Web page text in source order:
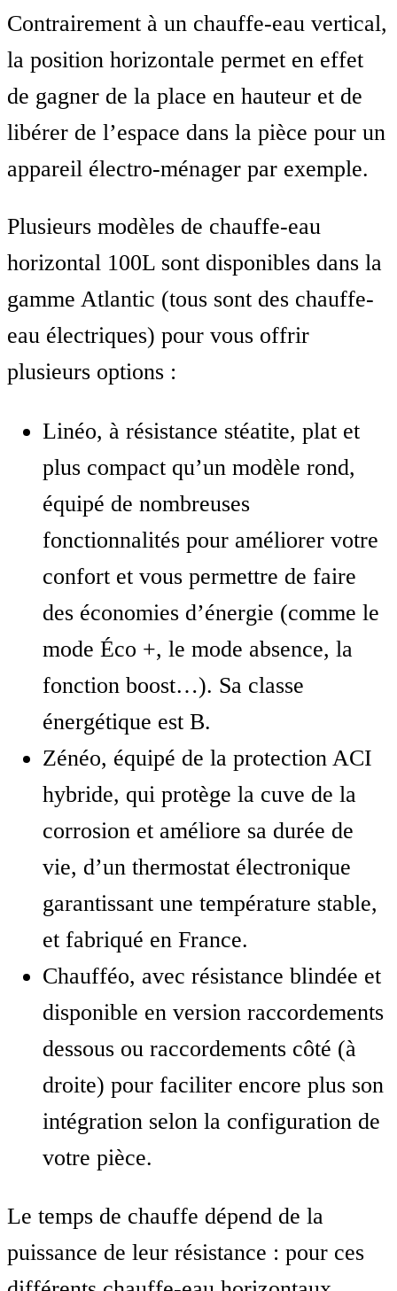
Contrairement à un chauffe-eau vertical,
la position horizontale permet en effet
de gagner de la place en hauteur et de
libérer de l’espace dans la pièce pour un
appareil électro-ménager par exemple.
Plusieurs modèles de chauffe-eau
horizontal 100L sont disponibles dans la
gamme Atlantic (tous sont des chauffe-
eau électriques) pour vous offrir
plusieurs options :
Linéo, à résistance stéatite, plat et
plus compact qu’un modèle rond,
équipé de nombreuses
fonctionnalités pour améliorer votre
confort et vous permettre de faire
des économies d’énergie (comme le
mode Éco +, le mode absence, la
fonction boost…). Sa classe
énergétique est B.
Zénéo, équipé de la protection ACI
hybride, qui protège la cuve de la
corrosion et améliore sa durée de
vie, d’un thermostat électronique
garantissant une température stable,
et fabriqué en France.
Chaufféo, avec résistance blindée et
disponible en version raccordements
dessous ou raccordements côté (à
droite) pour faciliter encore plus son
intégration selon la configuration de
votre pièce.
Le temps de chauffe dépend de la
puissance de leur résistance : pour ces